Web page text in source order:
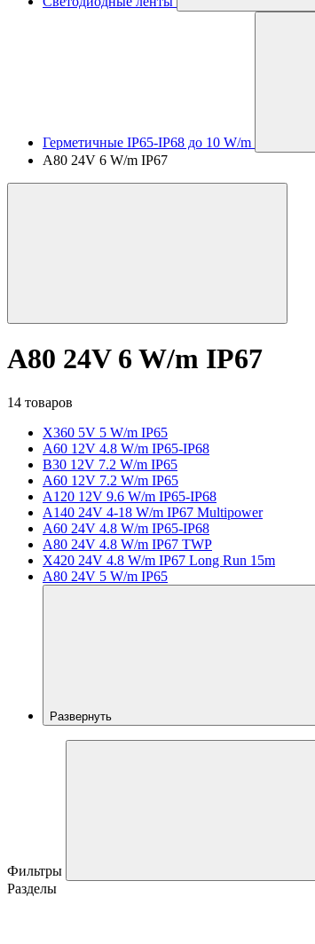
Герметичные IP65-IP68 до 10 W/m
A80 24V 6 W/m IP67
A80 24V 6 W/m IP67
14 товаров
X360 5V 5 W/m IP65
A60 12V 4.8 W/m IP65-IP68
B30 12V 7.2 W/m IP65
A60 12V 7.2 W/m IP65
A120 12V 9.6 W/m IP65-IP68
A140 24V 4-18 W/m IP67 Multipower
A60 24V 4.8 W/m IP65-IP68
A80 24V 4.8 W/m IP67 TWP
X420 24V 4.8 W/m IP67 Long Run 15m
A80 24V 5 W/m IP65
Развернуть
Фильтры
Разделы